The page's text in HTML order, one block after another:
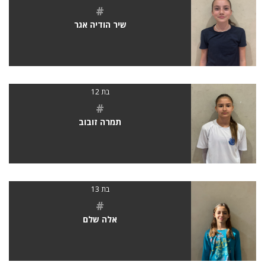
#
שיר הודיה אגר
בת 12
#
תמרה זובוב
בת 13
#
אלה שלם